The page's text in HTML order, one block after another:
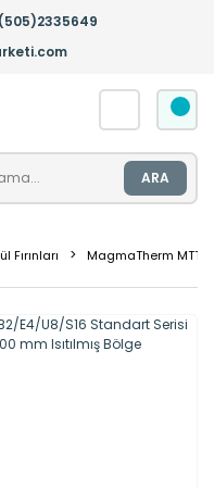
ARA
Fırınları MagmaTherm